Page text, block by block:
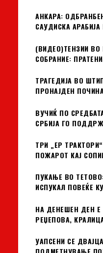
АНКАРА:
САУДИСКА АРАБИЈА
(ВИДЕО)ТЕНЗИИ ВО
СОБРАНИЕ:
ТРАГЕДИЈА ВО
ПРОНАЈДЕН
ВУЧИЌ ПО
СРБИЈА ГО
ТРИ „ЕР
ПОЖАРОТ КАЈ
ПУКАЊЕ ВО
ИСПУКАЛ ПОВЕЌЕ
НА ДЕНЕШЕН ДЕН
РЕЏЕПОВА,
УАПСЕНИ СЕ